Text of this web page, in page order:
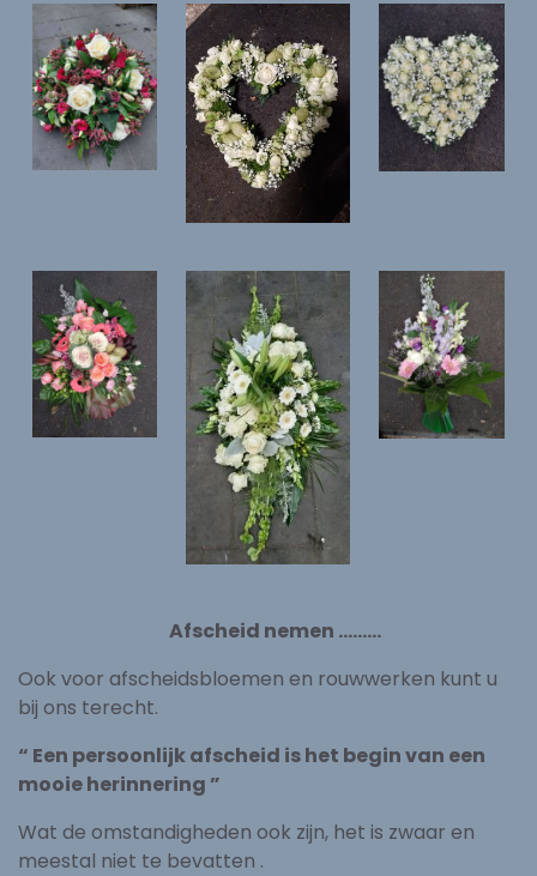
Afscheid nemen ………
Ook voor afscheidsbloemen en rouwwerken kunt u
bij ons terecht.
“ Een persoonlijk afscheid is het begin van een
mooie herinnering ”
Wat de omstandigheden ook zijn, het is zwaar en
meestal niet te bevatten .